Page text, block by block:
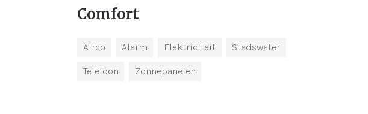
Comfort
Airco Alarm Elektriciteit Stadswater
Telefoon Zonnepanelen